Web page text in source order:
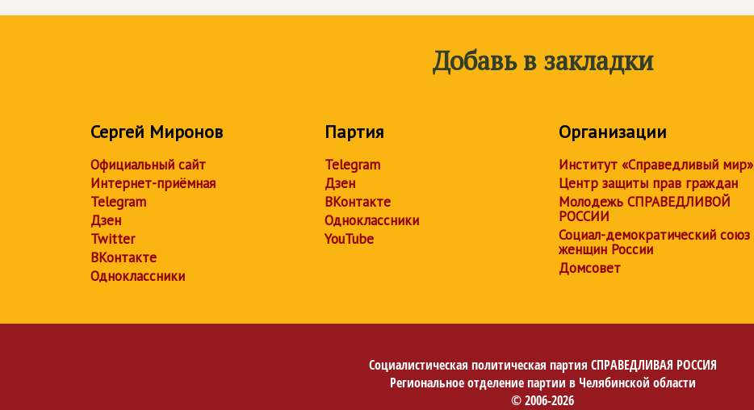
Добавь в закладки
Сергей Миронов
Официальный сайт
Интернет-приёмная
Telegram
Дзен
Twitter
ВКонтакте
Одноклассники
Партия
Telegram
Дзен
ВКонтакте
Одноклассники
YouTube
Организации
Институт «Справедливый мир»
Центр защиты прав граждан
Молодежь СПРАВЕДЛИВОЙ
РОССИИ
Социал-демократический союз
женщин России
Домсовет
Социалистическая политическая партия СПРАВЕДЛИВАЯ РОССИЯ
Региональное отделение партии в Челябинской области
© 2006-2026